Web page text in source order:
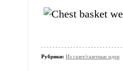
Рубрики: Из газет/газетные идеи